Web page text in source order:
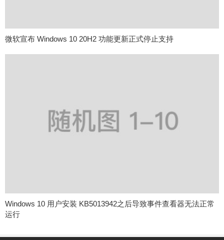
微软宣布 Windows 10 20H2 功能更新正式停止支持
Windows 10 用户安装 KB5013942之后导致事件查看器无法正常
运行